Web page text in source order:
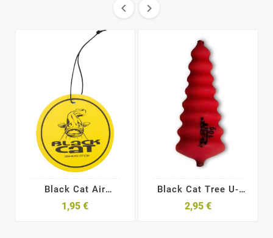
 
Black Cat Air
1,95 €
Black Cat Tree U-
2,95 €